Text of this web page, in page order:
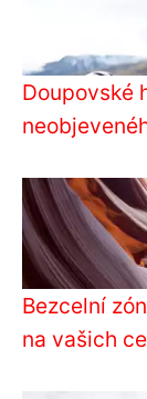
Doupovské
Bezcelní
na vašich